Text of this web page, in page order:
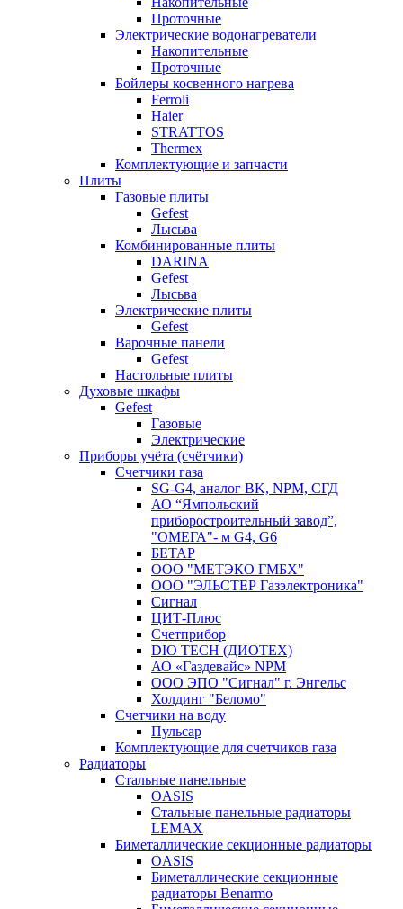
Проточные
Электрические водонагреватели
Накопительные
Проточные
Бойлеры косвенного нагрева
Ferroli
Haier
STRATTOS
Thermex
Комплектующие и запчасти
Плиты
Газовые плиты
Gefest
Лысьва
Комбинированные плиты
DARINA
Gefest
Лысьва
Электрические плиты
Gefest
Варочные панели
Gefest
Настольные плиты
Духовые шкафы
Gefest
Газовые
Электрические
Приборы учёта (счётчики)
Счетчики газа
SG-G4, аналог BK, NPM, СГД
АО “Ямпольский
приборостроительный завод”,
"ОМЕГА"- м G4, G6
БЕТАР
ООО "МЕТЭКО ГМБХ"
ООО "ЭЛЬСТЕР Газэлектроника"
Сигнал
ЦИТ-Плюс
Счетприбор
DIO TECH (ДИОТЕХ)
АО «Газдевайс» NPM
ООО ЭПО "Сигнал" г. Энгельс
Холдинг "Беломо"
Счетчики на воду
Пульсар
Комплектующие для счетчиков газа
Радиаторы
Стальные панельные
OASIS
Стальные панельные радиаторы
LEMAX
Биметаллические секционные радиаторы
OASIS
Биметаллические секционные
радиаторы Benarmo